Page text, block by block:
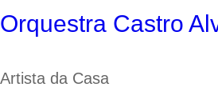
Orquestra Castro
Artista da Casa